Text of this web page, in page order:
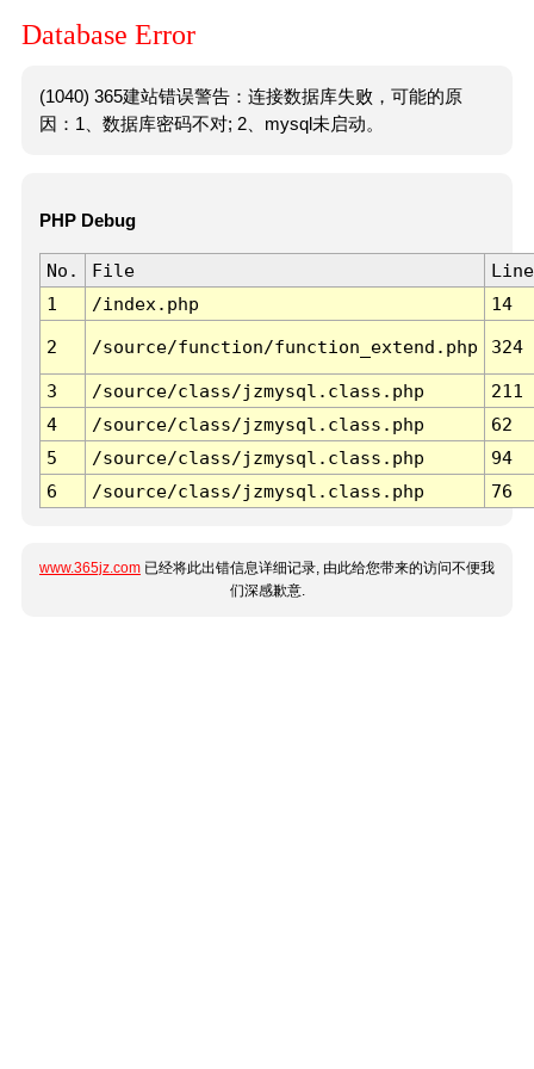
Database Error
(1040) 365建站错误警告：连接数据库失败，可能的原
因：1、数据库密码不对; 2、mysql未启动。
PHP Debug
No. File
Line
1
/index.php 14
2 /source/function/function_extend.php 324
3 /source/class/jzmysql.class.php
211
4
/source/class/jzmysql.class.php
62
5
/source/class/jzmysql.class.php
94
6
/source/class/jzmysql.class.php 76
www.365jz.com 已经将此出错信息详细记录, 由此给您带来的访问不便我
们深感歉意.